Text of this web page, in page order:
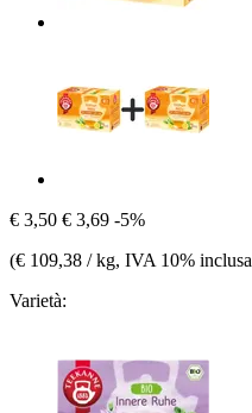
€ 3,50 € 3,69 -5%
(€ 109,38 / kg, IVA 10% inclusa
Varietà: